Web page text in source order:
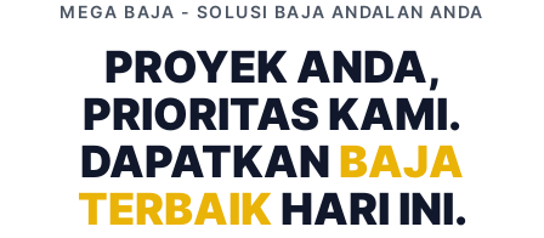
MEGA BAJA - SOLUSI BAJA ANDALAN ANDA
PROYEK ANDA,
PRIORITAS KAMI.
DAPATKAN BAJA
TERBAIKHARI INI.